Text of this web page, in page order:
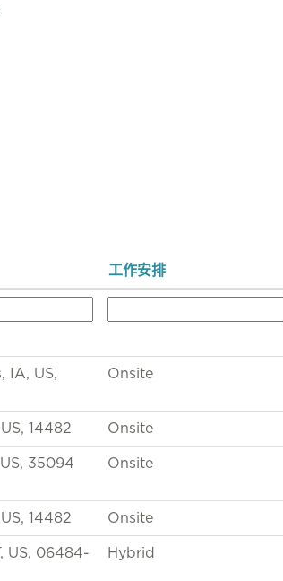
工作安排
IA, US,
Onsite
14482 Onsite
35094 Onsite
14482 Onsite
US, 06484-
Hybrid